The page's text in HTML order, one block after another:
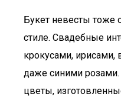
Букет невесты тоже
стиле. Свадебные
крокусами, ирисами,
даже синими
цветы,